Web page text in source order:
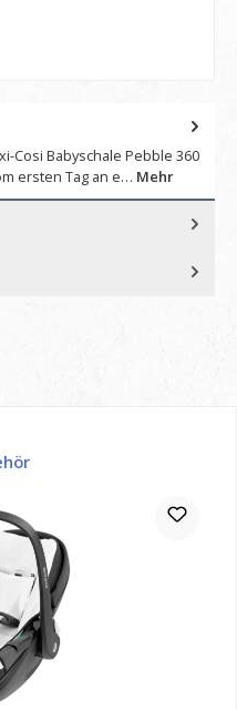
Cosi Babyschale Pebble 360
ersten Tag an e… Mehr